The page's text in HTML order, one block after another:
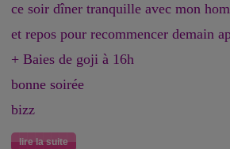
ce soir dîner tranquille avec mon
et repos pour recommencer demain
+ Baies de goji à 16h
bonne soirée
bizz
lire la suite